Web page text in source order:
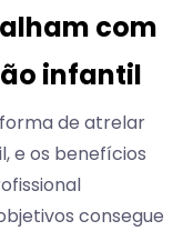
com
infantil
de atrelar
e os benefícios
consegue